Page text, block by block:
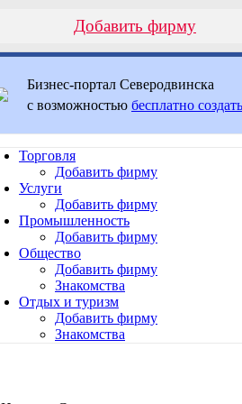
Добавить фирму
Бизнес-портал Северодвинска
с возможностью бесплатно
Торговля
Добавить фирму
Услуги
Добавить фирму
Промышленность
Добавить фирму
Общество
Добавить фирму
Знакомства
Отдых и туризм
Добавить фирму
Знакомства